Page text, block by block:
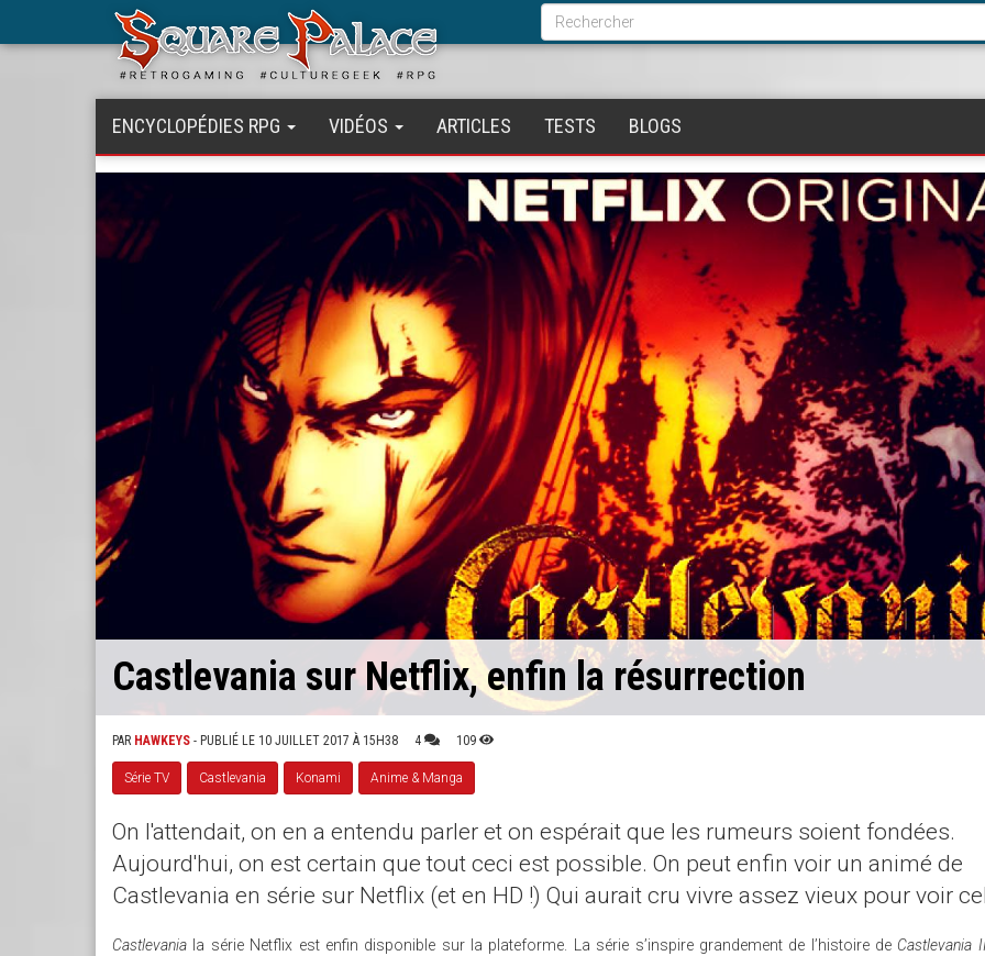
Formulaire
de
recherche
Rechercher
ENCYCLOPÉDIES RPG VIDÉOS ARTICLES TESTS BLOGS
Castlevania sur Netflix, enfin la résurrection
PAR HAWKEYS - PUBLIÉ LE 10 JUILLET 2017 À 15H38 4 109
Série TV Castlevania Konami Anime & Manga
On l'attendait, on en a entendu parler et on espérait que les rumeurs soient fondées.
Aujourd'hui, on est certain que tout ceci est possible. On peut enfin voir un animé de
Castlevania en série sur Netflix (et en HD !) Qui aurait cru vivre assez vieux pour voir
Castlevania la série Netflix est enfin disponible sur la plateforme. La série s’inspire grandement de l’histoire de Castlevania